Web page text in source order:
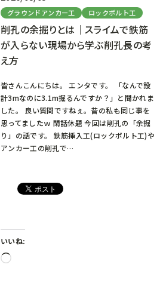
グラウンドアンカー工 ロックボルト工
削孔の余掘りとは｜スライムで鉄筋
が入らない現場から学ぶ削孔長の考
え方
皆さんこんにちは。 エンタです。 「なんで設
計3mなのに3.1m掘るんですか？」と聞かれま
した。 良い質問ですねぇ。昔の私も同じ事を
思ってましたｗ 閑話休題 今回は削孔の「余掘
り」の話です。 鉄筋挿入工(ロックボルト工)や
アンカー工の削孔で…
いいね:
読